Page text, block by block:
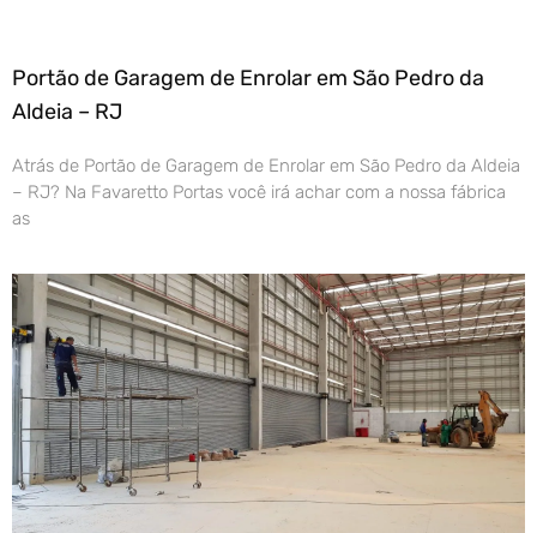
Portão de Garagem de Enrolar em São Pedro da
Aldeia – RJ
Atrás de Portão de Garagem de Enrolar em São Pedro da Aldeia
– RJ? Na Favaretto Portas você irá achar com a nossa fábrica
as